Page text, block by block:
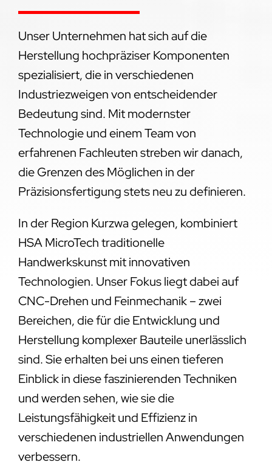
Unser Unternehmen hat sich auf die
Herstellung hochpräziser Komponenten
spezialisiert, die in verschiedenen
Industriezweigen von entscheidender
Bedeutung sind. Mit modernster
Technologie und einem Team von
erfahrenen Fachleuten streben wir danach,
die Grenzen des Möglichen in der
Präzisionsfertigung stets neu zu definieren.
In der Region Kurzwa gelegen, kombiniert
HSA MicroTech traditionelle
Handwerkskunst mit innovativen
Technologien. Unser Fokus liegt dabei auf
CNC-Drehen und Feinmechanik – zwei
Bereichen, die für die Entwicklung und
Herstellung komplexer Bauteile unerlässlich
sind. Sie erhalten bei uns einen tieferen
Einblick in diese faszinierenden Techniken
und werden sehen, wie sie die
Leistungsfähigkeit und Effizienz in
verschiedenen industriellen Anwendungen
verbessern.